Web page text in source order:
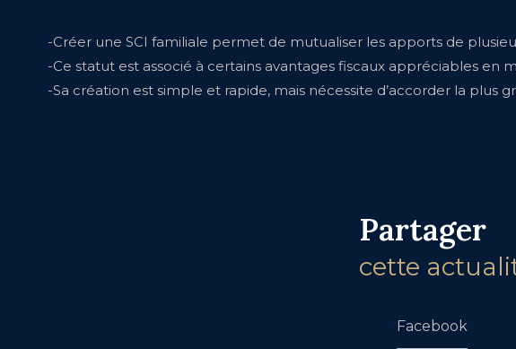
-Créer une SCI familiale permet de mutualiser les apports de
-Ce statut est associé à certains avantages fiscaux appréciables en
-Sa création est simple et rapide, mais nécessite d’accorder la plus
Partager
cette
Facebook